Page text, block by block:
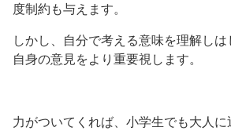
度制約も与えます。
しかし、自分で考える意味を理解し
自身の意見をより重要視します。
力がついてくれば、小学生でも大人に